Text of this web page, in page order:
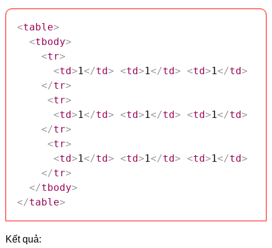
<table>
<tbody>
<tr>
<td>1 </td> <td>1 </td> <td>1 </td>
</tr>
<tr>
<td>1 </td> <td>1 </td> <td>1 </td>
</tr>
<tr>
<td>1 </td> <td>1 </td> <td>1 </td>
</tr>
</tbody>
</table>
Kết quả: